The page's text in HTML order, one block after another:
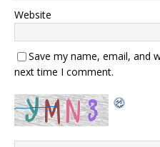
Website
Save my name, email, and
next time I comment.